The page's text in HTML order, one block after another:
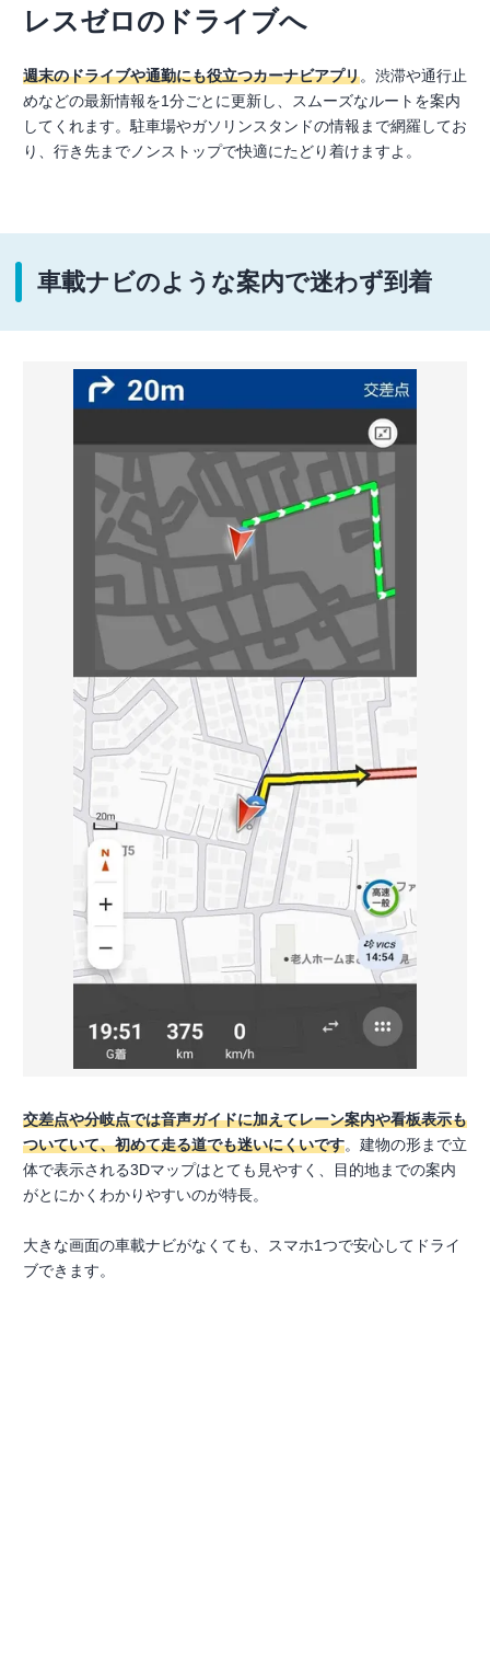
レスゼロのドライブへ
週末のドライブや通勤にも役立つカーナビアプリ。渋滞や通行止
めなどの最新情報を1分ごとに更新し、スムーズなルートを案内
してくれます。駐車場やガソリンスタンドの情報まで網羅してお
り、行き先までノンストップで快適にたどり着けますよ。
車載ナビのような案内で迷わず到着
交差点や分岐点では音声ガイドに加えてレーン案内や看板表示も
ついていて、初めて走る道でも迷いにくいです。建物の形まで立
体で表示される3Dマップはとても見やすく、目的地までの案内
がとにかくわかりやすいのが特長。
大きな画面の車載ナビがなくても、スマホ1つで安心してドライ
ブできます。